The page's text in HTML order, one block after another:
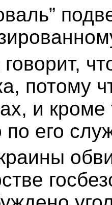
потому
и
по его